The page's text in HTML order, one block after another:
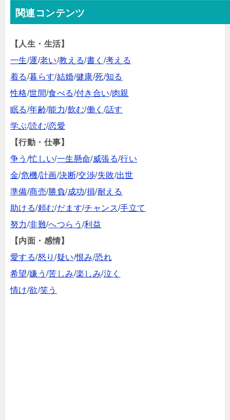
関連コンテンツ
【人生・生活】
一生/運/老い/教える/書く /考える
着る/暮らす/結婚/健康/死/知る
性格/世間/食べる/付き合い/肉親
眠る/年齢/能力/飲む/働く /話す
学ぶ/読む/恋愛
【行動・仕事】
争う /忙しい/一生懸命/威張る/行い
金/危機/計画/決断/交渉/失敗/出世
準備/商売/勝負/成功/損/耐える
助ける/頼む/だます/チャンス/手立て
努力/非難/へつらう/利益
【内面・感情】
愛する/怒り/疑い/恨み/恐れ
希望/嫌う/苦しみ/楽しみ/泣く
情け/欲/笑う